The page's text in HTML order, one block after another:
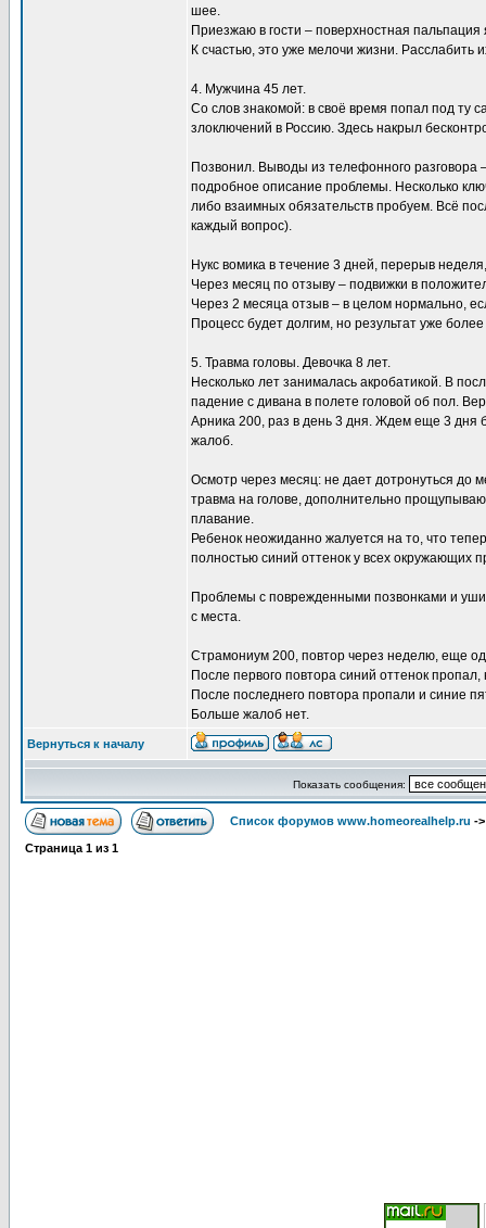
шее.
Приезжаю в гости – поверхностная
К счастью, это уже мелочи жизни.
4. Мужчина 45 лет.
Со слов знакомой: в своё время попал под ту
злоключений в Россию. Здесь накрыл
Позвонил. Выводы из телефонного разговора
подробное описание проблемы. Несколько
либо взаимных обязательств пробуем. Всё
каждый вопрос).
Нукс вомика в течение 3 дней, перерыв
Через месяц по отзыву – подвижки в
Через 2 месяца отзыв – в целом нормально,
Процесс будет долгим, но результат уже
5. Травма головы. Девочка 8 лет.
Несколько лет занималась акробатикой. В
падение с дивана в полете головой об пол.
Арника 200, раз в день 3 дня. Ждем еще 3 дня
жалоб.
Осмотр через месяц: не дает дотронуться до
травма на голове, дополнительно
плавание.
Ребенок неожиданно жалуется на то, что
полностью синий оттенок у всех окружающих
Проблемы с поврежденными позвонками и
с места.
Страмониум 200, повтор через неделю, еще
После первого повтора синий оттенок
После последнего повтора пропали и синие
Больше жалоб нет.
Вернуться к началу
Показать сообщения:
Список форумов www.homeorealhelp.ru -
Страница 1 из 1